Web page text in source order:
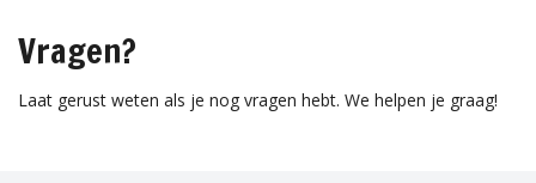
Vragen?
Laat gerust weten als je nog vragen hebt. We helpen je graag!